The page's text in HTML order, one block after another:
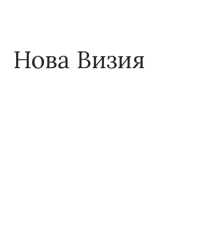
main
content
footer
Нова Визия